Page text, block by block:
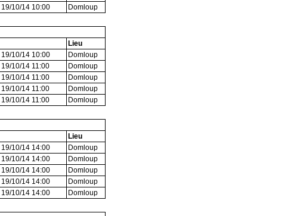
10/14 10:00 Domloup
Lieu
10/14 10:00
Domloup
10/14 11:00
Domloup
10/14 11:00
Domloup
10/14 11:00
Domloup
10/14 11:00 Domloup
Lieu
10/14 14:00
Domloup
10/14 14:00
Domloup
10/14 14:00
Domloup
10/14 14:00
Domloup
10/14 14:00 Domloup